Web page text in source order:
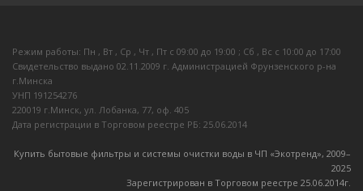
Режим работы: Пн , Вт , Ср , Чт , Пт c 09:00 до 19:00 ; Сб , Вс c 10:00 до 17:00
Свидетельство выдано 02.11.2009 г. Администрацией Фрунзенского р-на
г.Минска
УНП 191254276
220019 г.Минск, ул. Лобанка, 77, оф. 405
Дата регистрации в Торговом реестре РБ: 25.06.2014
Купить бытовые фильтры и системы очистки воды в ЧП «Экотренд», 2009–
2025
Зарегистрирован в Торговом реестре 25.06.2014г.